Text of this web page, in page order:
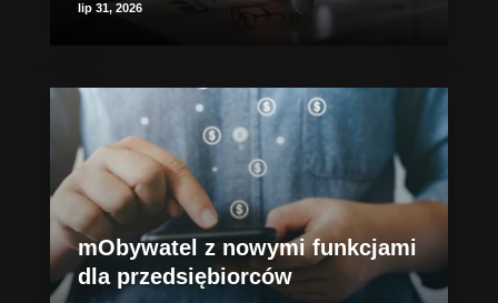
lip 31, 2026
mObywatel z nowymi funkcjami
dla przedsiębiorców